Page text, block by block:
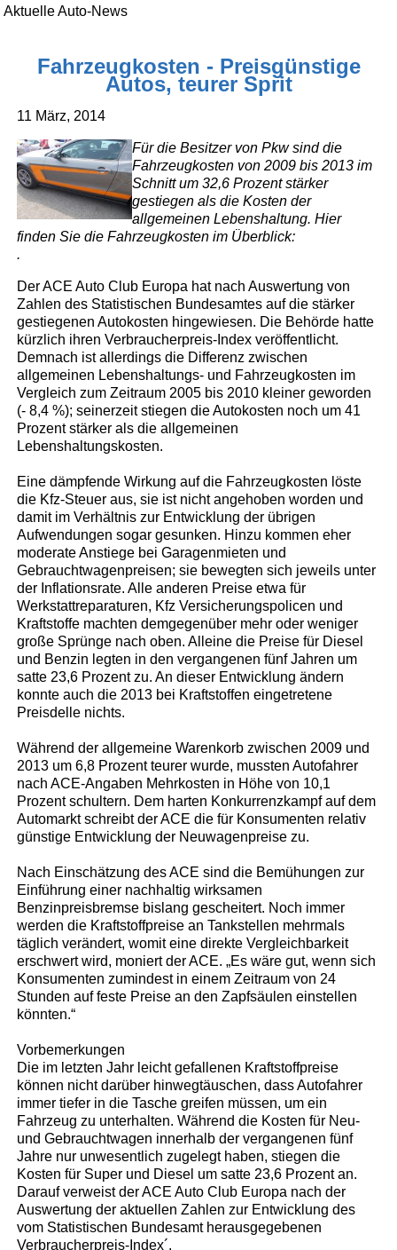
Aktuelle Auto-News
Fahrzeugkosten - Preisgünstige
Autos, teurer Sprit
11 März, 2014
Für die Besitzer von Pkw sind die
Fahrzeugkosten von 2009 bis 2013 im
Schnitt um 32,6 Prozent stärker
gestiegen als die Kosten der
allgemeinen Lebenshaltung. Hier
finden Sie die Fahrzeugkosten im Überblick:
.
Der ACE Auto Club Europa hat nach Auswertung von
Zahlen des Statistischen Bundesamtes auf die stärker
gestiegenen Autokosten hingewiesen. Die Behörde hatte
kürzlich ihren Verbraucherpreis-Index veröffentlicht.
Demnach ist allerdings die Differenz zwischen
allgemeinen Lebenshaltungs- und Fahrzeugkosten im
Vergleich zum Zeitraum 2005 bis 2010 kleiner geworden
(- 8,4 %); seinerzeit stiegen die Autokosten noch um 41
Prozent stärker als die allgemeinen
Lebenshaltungskosten.
Eine dämpfende Wirkung auf die Fahrzeugkosten löste
die Kfz-Steuer aus, sie ist nicht angehoben worden und
damit im Verhältnis zur Entwicklung der übrigen
Aufwendungen sogar gesunken. Hinzu kommen eher
moderate Anstiege bei Garagenmieten und
Gebrauchtwagenpreisen; sie bewegten sich jeweils unter
der Inflationsrate. Alle anderen Preise etwa für
Werkstattreparaturen, Kfz Versicherungspolicen und
Kraftstoffe machten demgegenüber mehr oder weniger
große Sprünge nach oben. Alleine die Preise für Diesel
und Benzin legten in den vergangenen fünf Jahren um
satte 23,6 Prozent zu. An dieser Entwicklung ändern
konnte auch die 2013 bei Kraftstoffen eingetretene
Preisdelle nichts.
Während der allgemeine Warenkorb zwischen 2009 und
2013 um 6,8 Prozent teurer wurde, mussten Autofahrer
nach ACE-Angaben Mehrkosten in Höhe von 10,1
Prozent schultern. Dem harten Konkurrenzkampf auf dem
Automarkt schreibt der ACE die für Konsumenten relativ
günstige Entwicklung der Neuwagenpreise zu.
Nach Einschätzung des ACE sind die Bemühungen zur
Einführung einer nachhaltig wirksamen
Benzinpreisbremse bislang gescheitert. Noch immer
werden die Kraftstoffpreise an Tankstellen mehrmals
täglich verändert, womit eine direkte Vergleichbarkeit
erschwert wird, moniert der ACE. „Es wäre gut, wenn sich
Konsumenten zumindest in einem Zeitraum von 24
Stunden auf feste Preise an den Zapfsäulen einstellen
könnten.“
Vorbemerkungen
Die im letzten Jahr leicht gefallenen Kraftstoffpreise
können nicht darüber hinwegtäuschen, dass Autofahrer
immer tiefer in die Tasche greifen müssen, um ein
Fahrzeug zu unterhalten. Während die Kosten für Neu-
und Gebrauchtwagen innerhalb der vergangenen fünf
Jahre nur unwesentlich zugelegt haben, stiegen die
Kosten für Super und Diesel um satte 23,6 Prozent an.
Darauf verweist der ACE Auto Club Europa nach der
Auswertung der aktuellen Zahlen zur Entwicklung des
vom Statistischen Bundesamt herausgegebenen
Verbraucherpreis-Index´.